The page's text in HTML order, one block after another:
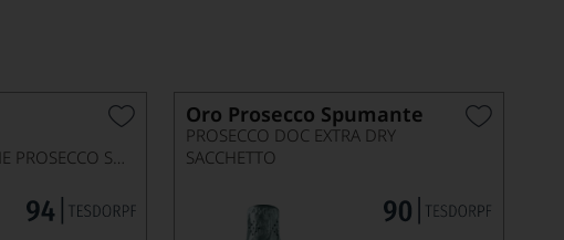
BRUT, VALDOBBIADENE PROSECCO SUPERIORE DOCG
Oro Prosecco Spumante
PROSECCO DOC EXTRA DRY
SACCHETTO